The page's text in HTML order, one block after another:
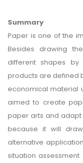
Summary
Paper is one of the
Besides drawing
different shapes by
products are defined
economical material
aimed to create
paper arts and adapt
because it will
alternative
situation